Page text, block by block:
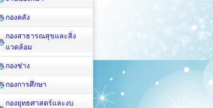
กองคลัง
กองสาธารณสุขและสิ่ง
แวดล้อม
กองช่าง
กองการศึกษา
กองยุทธศาสตร์และงบ